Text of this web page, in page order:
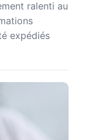
ralenti au
expédiés